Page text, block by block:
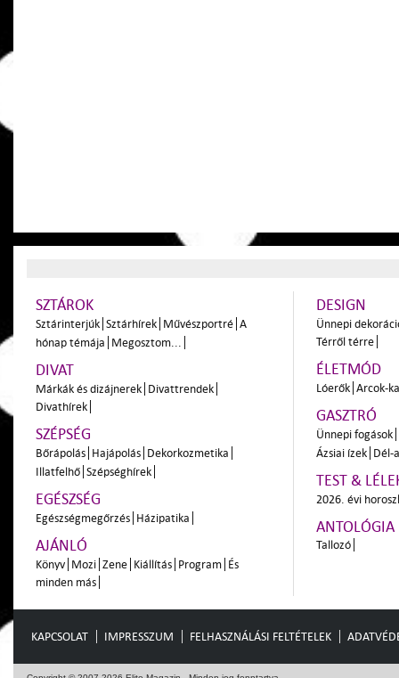
SZTÁROK
Sztárinterjúk Sztárhírek Művészportré A
hónap témája Megosztom...
DIVAT
Márkák és dizájnerek Divattrendek
Divathírek
SZÉPSÉG
Bőrápolás Hajápolás Dekorkozmetika
Illatfelhő Szépséghírek
EGÉSZSÉG
Egészségmegőrzés Házipatika
AJÁNLÓ
Könyv Mozi Zene Kiállítás Program És
minden más
DESIGN
Ünnepi
Térről térre
ÉLETMÓD
Lóerők Arcok-
GASZTRÓ
Ünnepi fogások
Ázsiai ízek Dél-
TEST &
2026. évi
ANTOLÓGIA
Tallozó
KAPCSOLAT IMPRESSZUM FELHASZNÁLÁSI FELTÉTELEK